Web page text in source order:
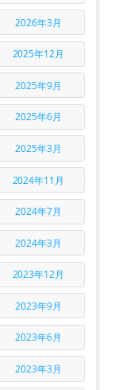
2026年3月
2025年12月
2025年9月
2025年6月
2025年3月
2024年11月
2024年7月
2024年3月
2023年12月
2023年9月
2023年6月
2023年3月